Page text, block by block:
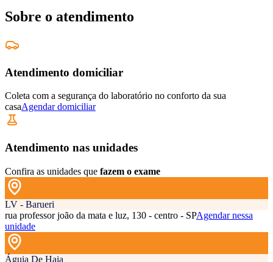
Sobre o atendimento
Atendimento domiciliar
Coleta com a segurança do laboratório no conforto da sua
casaAgendar domiciliar
Atendimento nas unidades
Confira as unidades que fazem o exame
LV - Barueri
rua professor joão da mata e luz, 130 - centro - SPAgendar nessa
unidade
Águia De Haia